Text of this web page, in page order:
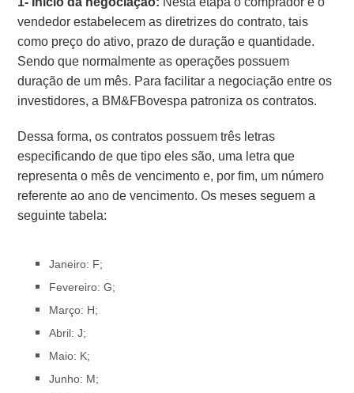
vendedor estabelecem as diretrizes do contrato, tais
como preço do ativo, prazo de duração e quantidade.
Sendo que normalmente as operações possuem
duração de um mês. Para facilitar a negociação entre os
investidores, a BM&FBovespa patroniza os contratos.
Dessa forma, os contratos possuem três letras
especificando de que tipo eles são, uma letra que
representa o mês de vencimento e, por fim, um número
referente ao ano de vencimento. Os meses seguem a
seguinte tabela:
Janeiro: F;
Fevereiro: G;
Março: H;
Abril: J;
Maio: K;
Junho: M;